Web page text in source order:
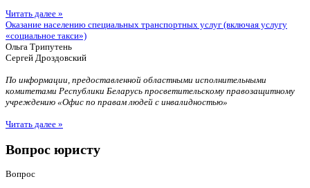
Читать далее »
Оказание населению специальных транспортных услуг (включая услугу
«социальное такси»)
Ольга Трипутень
Сергей Дроздовский
По информации, предоставленной областными исполнительными
комитетами Республики Беларусь просветительскому правозащитному
учреждению «Офис по правам людей с инвалидностью»
Читать далее »
Вопрос юристу
Вопрос